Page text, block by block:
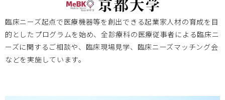
臨床ニーズ起点で医療機器等を創出できる起業家人材の育成を目
的としたプログラムを始め、全診療科の医療従事者による臨床ニ
ーズに関するご相談や、臨床現場見学、臨床ニーズマッチング会
などを実施しています。